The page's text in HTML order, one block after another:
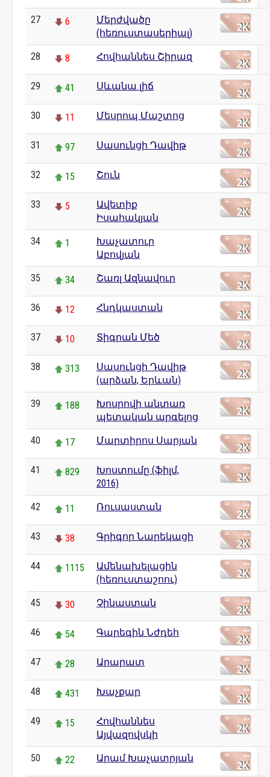
27 6
Մերժվածը
(հեռուստասերիալ)
28 8 Հովհաննես Շիրազ
29 41 Սևանա լիճ
30 11 Մեսրոպ Մաշտոց
31 97 Սասունցի Դավիթ
32 15 Շուն
33 5
Ավետիք
Իսահակյան
34 1
Խաչատուր
Աբովյան
35 34 Շառլ Ազնավուր
36 12 Հնդկաստան
37 10 Տիգրան Մեծ
38 313
Սասունցի Դավիթ
(արձան, Երևան)
39 188
Խոսրովի անտառ
պետական արգելոց
40 17 Մարտիրոս Սարյան
41 829
Խոստումը (ֆիլմ,
2016)
42 11 Ռուսաստան
43 38 Գրիգոր Նարեկացի
44 1115
Ամենախելացին
(հեռուստաշոու)
45 30 Չինաստան
46 54 Գարեգին Նժդեհ
47 28 Արարատ
48 431 Խաչքար
49 15
Հովհաննես
Այվազովսկի
50 22 Արամ Խաչատրյան